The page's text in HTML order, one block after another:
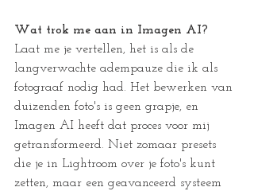
Wat trok me aan in Imagen AI?
Laat me je vertellen, het is als de
langverwachte adempauze die ik als
fotograaf nodig had. Het bewerken van
duizenden foto's is geen grapje, en
Imagen AI heeft dat proces voor mij
getransformeerd. Niet zomaar presets
die je in Lightroom over je foto's kunt
zetten, maar een geavanceerd systeem